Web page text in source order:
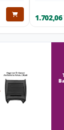
1.702,06